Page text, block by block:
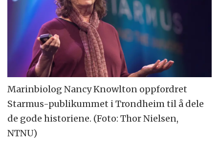
Marinbiolog Nancy Knowlton oppfordret
Starmus-publikummet i Trondheim til å dele
de gode historiene. (Foto: Thor Nielsen,
NTNU)